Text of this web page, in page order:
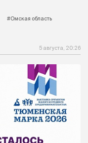
#Омская область
5 августа, 20:26